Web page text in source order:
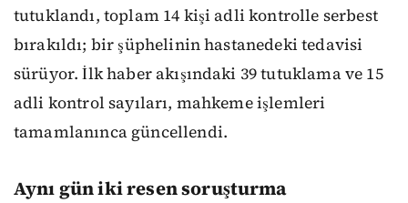
tutuklandı, toplam 14 kişi adli kontrolle serbest
bırakıldı; bir şüphelinin hastanedeki tedavisi
sürüyor. İlk haber akışındaki 39 tutuklama ve 15
adli kontrol sayıları, mahkeme işlemleri
tamamlanınca güncellendi.
Aynı gün iki resen soruşturma